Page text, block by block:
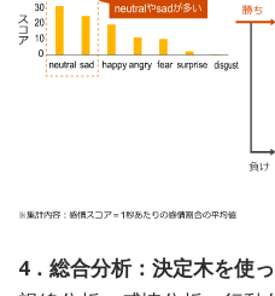
4．総合分析：決定木を使